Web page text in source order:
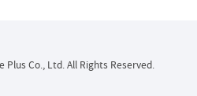
Plus Co., Ltd. All Rights Reserved.